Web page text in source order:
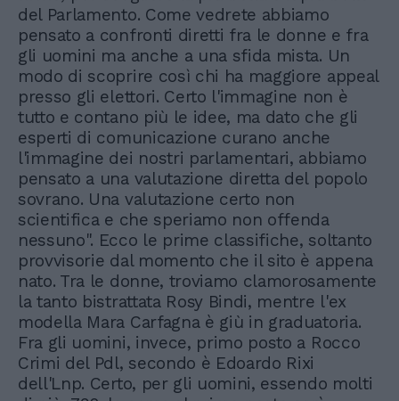
del Parlamento. Come vedrete abbiamo
pensato a confronti diretti fra le donne e fra
gli uomini ma anche a una sfida mista. Un
modo di scoprire così chi ha maggiore appeal
presso gli elettori. Certo l'immagine non è
tutto e contano più le idee, ma dato che gli
esperti di comunicazione curano anche
l'immagine dei nostri parlamentari, abbiamo
pensato a una valutazione diretta del popolo
sovrano. Una valutazione certo non
scientifica e che speriamo non offenda
nessuno". Ecco le prime classifiche, soltanto
provvisorie dal momento che il sito è appena
nato. Tra le donne, troviamo clamorosamente
la tanto bistrattata Rosy Bindi, mentre l'ex
modella Mara Carfagna è giù in graduatoria.
Fra gli uomini, invece, primo posto a Rocco
Crimi del Pdl, secondo è Edoardo Rixi
dell'Lnp. Certo, per gli uomini, essendo molti